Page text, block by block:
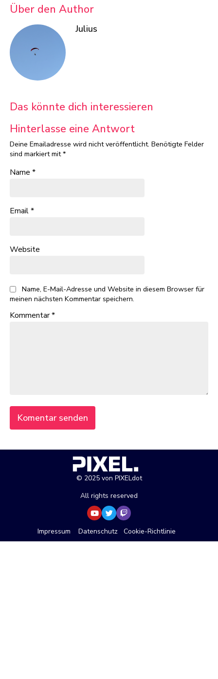
Über den Author
Julius
Das könnte dich interessieren
Hinterlasse eine Antwort
Deine Emailadresse wird nicht veröffentlicht. Benötigte Felder
sind markiert mit*
Name *
Email*
Website
Name, E-Mail-Adresse und Website in diesem Browser für
meinen nächsten Kommentar speichern.
Kommentar*
© 2025 von PIXELdot
All rights reserved
Impressum Datenschutz Cookie-Richtlinie